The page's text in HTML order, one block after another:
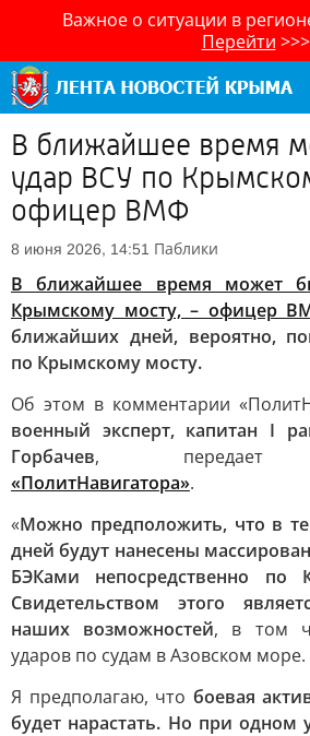
Важное о ситуации в
Перейти >>>
В ближайшее время
удар ВСУ по
офицер ВМФ
8 июня 2026, 14:51 Паблики
В ближайшее время может
Крымскому мосту, – офицер
ближайших дней, вероятно,
по Крымскому мосту.
Об этом в комментарии
военный эксперт, капитан I
Горбачев, передает
«ПолитНавигатора».
«Можно предположить, что в
дней будут нанесены
БЭКами непосредственно по
Свидетельством этого
наших возможностей, в том
ударов по судам в Азовском море.
Я предполагаю, что боевая
будет нарастать. Но при одном